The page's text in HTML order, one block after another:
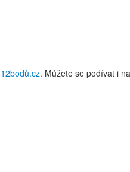
12bodů.cz. Můžete se podívat i